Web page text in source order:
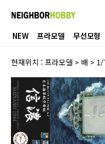
NEW 프라모델 무선모형
현재위치 :프라모델 > 배 > 1/